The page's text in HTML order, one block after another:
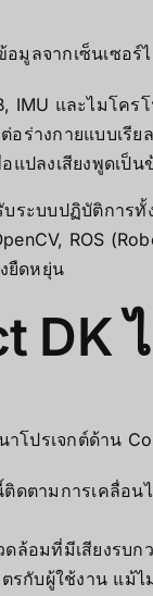
มูลจากเซ็นเซอร์
IMU และไมโคร
ร่างกายแบบเรีย
ปลงเสียงพูดเป็น
ะบบปฏิบัติการ
ROS
ยืดหยุ่น
DK
ปรเจกต์ด้าน
ดตามการเคลื่อน
ล้อมที่มีเสียงรบก
รกับผู้ใช้งาน แ